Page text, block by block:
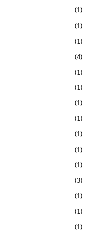
(1)
(1)
(1)
(4)
(1)
(1)
(1)
(1)
(1)
(1)
(1)
(3)
(1)
(1)
(1)